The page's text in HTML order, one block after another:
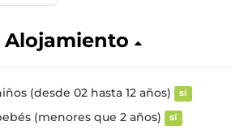
Alojamiento
(desde 02 hasta 12 años) sí
(menores que 2 años) sí